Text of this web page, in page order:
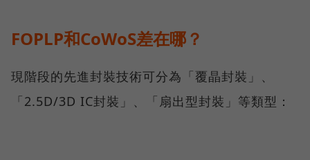
FOPLP和CoWoS差在哪？
現階段的先進封裝技術可分為「覆晶封裝」、
「2.5D/3D IC封裝」、「扇出型封裝」等類型：